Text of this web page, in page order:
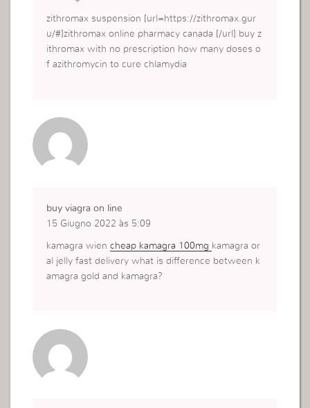
zithromax suspension [url=https://zithromax.gur
u/#]zithromax online pharmacy canada [/url] buy z
ithromax with no prescription how many doses o
f azithromycin to cure chlamydia
buy viagra on line
15 Giugno 2022 às 5:09
kamagra wiencheap kamagra 100mg kamagra or
al jelly fast delivery what is difference between k
amagra gold and kamagra?